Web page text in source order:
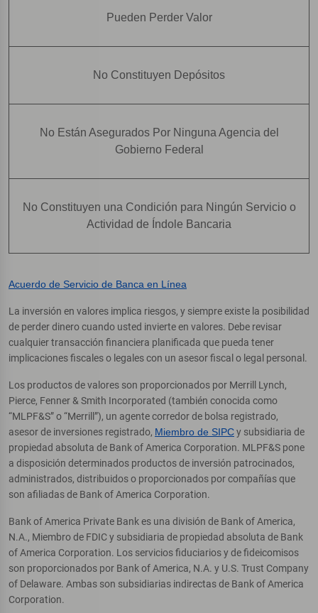
Pueden Perder Valor
No Constituyen Depósitos
No Están Asegurados Por Ninguna Agencia del
Gobierno Federal
No Constituyen una Condición para Ningún Servicio o
Actividad de Índole Bancaria
Acuerdo de Servicio de Banca en Línea
La inversión en valores implica riesgos, y siempre existe la posibilidad
de perder dinero cuando usted invierte en valores. Debe revisar
cualquier transacción financiera planificada que pueda tener
implicaciones fiscales o legales con un asesor fiscal o legal personal.
Los productos de valores son proporcionados por Merrill Lynch,
Pierce, Fenner & Smith Incorporated (también conocida como
“MLPF&S” o “Merrill”), un agente corredor de bolsa registrado,
asesor de inversiones registrado, Miembro de SIPCy subsidiaria de
propiedad absoluta de Bank of America Corporation. MLPF&S pone
a disposición determinados productos de inversión patrocinados,
administrados, distribuidos o proporcionados por compañías que
son afiliadas de Bank of America Corporation.
Bank of America Private Bank es una división de Bank of America,
N.A., Miembro de FDIC y subsidiaria de propiedad absoluta de Bank
of America Corporation. Los servicios fiduciarios y de fideicomisos
son proporcionados por Bank of America, N.A. y U.S. Trust Company
of Delaware. Ambas son subsidiarias indirectas de Bank of America
Corporation.